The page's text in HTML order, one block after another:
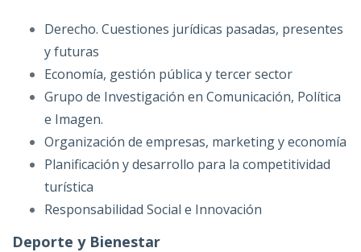
Derecho. Cuestiones jurídicas pasadas, presentes
y futuras
Economía, gestión pública y tercer sector
Grupo de Investigación en Comunicación, Política
e Imagen.
Organización de empresas, marketing y economía
Planificación y desarrollo para la competitividad
turística
Responsabilidad Social e Innovación
Deporte y Bienestar